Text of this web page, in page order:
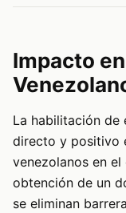
Impacto
La habilitación de
directo y positivo
venezolanos en
obtención de un
se eliminan